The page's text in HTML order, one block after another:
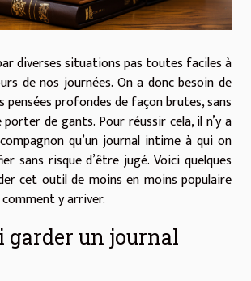
diverses situations pas toutes faciles à
de nos journées. On a donc besoin de
pensées profondes de façon brutes, sans
de gants. Pour réussir cela, il n’y a
qu’un journal intime à qui on
sans risque d’être jugé. Voici quelques
cet outil de moins en moins populaire
y arriver.
garder un journal